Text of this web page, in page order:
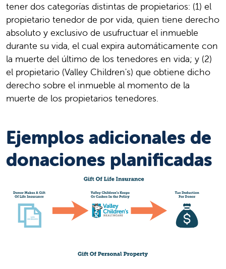
tener dos categorías distintas de propietarios: (1) el
propietario tenedor de por vida, quien tiene derecho
absoluto y exclusivo de usufructuar el inmueble
durante su vida, el cual expira automáticamente con
la muerte del último de los tenedores en vida; y (2)
el propietario (Valley Children's) que obtiene dicho
derecho sobre el inmueble al momento de la
muerte de los propietarios tenedores.
Ejemplos adicionales de
donaciones planificadas